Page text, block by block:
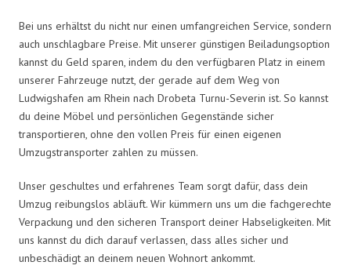
Bei uns erhältst du nicht nur einen umfangreichen Service, sondern
auch unschlagbare Preise. Mit unserer günstigen Beiladungsoption
kannst du Geld sparen, indem du den verfügbaren Platz in einem
unserer Fahrzeuge nutzt, der gerade auf dem Weg von
Ludwigshafen am Rhein nach Drobeta Turnu-Severin ist. So kannst
du deine Möbel und persönlichen Gegenstände sicher
transportieren, ohne den vollen Preis für einen eigenen
Umzugstransporter zahlen zu müssen.
Unser geschultes und erfahrenes Team sorgt dafür, dass dein
Umzug reibungslos abläuft. Wir kümmern uns um die fachgerechte
Verpackung und den sicheren Transport deiner Habseligkeiten. Mit
uns kannst du dich darauf verlassen, dass alles sicher und
unbeschädigt an deinem neuen Wohnort ankommt.